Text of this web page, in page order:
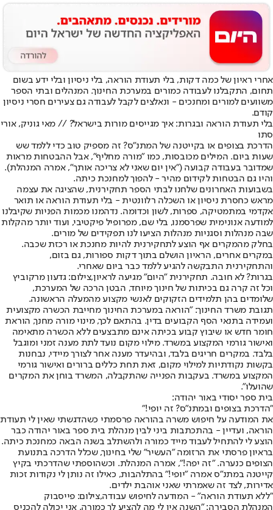
אחרי ראיון של כמה דקות, בלי תעודת הוראה, בלי ניסיון ובלי ידע בשום
תחום, התקבלנו לעבודה כמורים במערכת החינוך. המנהלים ובתי הספר
משוועים למורים ומחנכים - ונאלצים לקבל לעבודה גם צעירים חסרי ניסיון
קודם.
בלי תעודת הוראה ובגרות: איך מגייסים מורות בישראל? // מאי גוניק, אורי
סתו
הדרכת בצופים או בקייטנה של המתנ"ס? זה מספיק טוב כדי ללמד שש
שעות ביום. המילים מכובסות, כמו "מורה מחליף", אבל ההבטחות מראות
שמדובר בעבודה קבועה ("אין יום שאני לא צריכה אותך", אמרה המנהלת).
והיו גם הבטחות לקידום מהיר - להפוך למחנכת כיתה.
בשבועות האחרונים שלחנו לבתי הספר תחקירנית, שהציגה את עצמה
מראש כחסרת ניסיון או השכלה רלוונטית - בלי תעודת הוראה או תואר
אקדמי במתמטיקה, ספרות, לשון וכדומה. נדהמנו מכמות הפניות שקיבלנו
למודעה אנונימית שפרסמנו, בלי שם, מפרופיל פיקטיבי, ועוד יותר מהקלות
שבה מנהלות וסגניות מנהלות הציעו לנו תפקידים של מורים.
בחלק מהמקרים אף הוצע לתחקירנית להיות מחנכת או רכזת שכבה.
במקרים אחרים, הראיון הושלם בתוך דקות ספורות, גם בזום,
והתחקירנית התבקשה להגיע ללמד כבר ביום שאחרי.
בגרות? לא חובה. תחקירנית "היום" מגיעה לראיון,צילום: גדעון מרקוביץ
וכל זה קרה גם בכיתות של חינוך מיוחד, הבטן הרכה של המערכת,
שלומדים בהן תלמידים הזקוקים לאנשי מקצוע מהמעלה הראשונה.
תגובת משרד החינוך: "הוראה במערכת החינוך מחייבת הכשרה מקצועית
ועמידה בתנאי הסף הקבועים בדין. בהתאם לכך, מינוי מורה מחנך, הוראת
חומר חדש או שיבוץ קבוע בכיתה אינם מתבצעים ללא הכשרה מתאימה
ואישור גורמי המקצוע במשרד. מילוי מקום נועד לתת מענה זמני ומוגבל
בלבד. במקרים חריגים בלבד, ובהיעדר מענה אחר לצורך מיידי, נבחנות
בקשות נקודתיות למילוי מקום, זאת תחת כללים ברורים ואישור גורמי
המקצוע במשרד. בעקבות הפנייה שהתקבלה, המשרד בוחן את המקרים
שהועלו".
בית ספר יסודי באור יהודה:
"הדרכת בצופים ובמתנ"ס? זה יופי!"
את המודעה על חיפוש משרה בהוראה פרסמתי כשהדגשתי שאין לי תעודת
הוראה, ועדיין - בהתכתבות ביני לבין מנהלת בית ספר באור יהודה כבר
הוצע לי להתחיל לעבוד מייד כמורה ולהשתלב בשנה הבאה כמחנכת כיתה.
בראיון פרסתי את הרזומה "העשיר" שלי בחינוך, שכלל הדרכה בתנועת
הצופים כנערה. "זה יפה!", אמרה המנהלת. וכשהוספתי שהדרכתי בקיץ
קייטנה במתנ"ס אמרה "יופי!" בהתלהבות, כאילו זה נותן לי נקודות זכות
אדירות, לצד זה שאמרתי שאני אוהבת ילדים.
"ללא תעודת הוראה" - המודעה לחיפוש עבודה,צילום: פייסבוק
המנהלת הסבירה: "השנה אין לי מה להציע לך כמורה. אני יכולה להכניס